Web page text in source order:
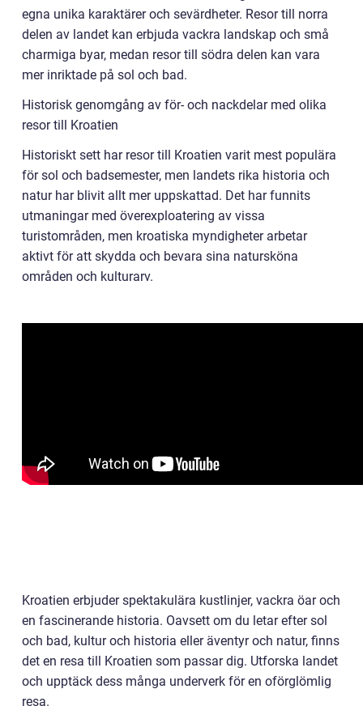
egna unika karaktärer och sevärdheter. Resor till norra
delen av landet kan erbjuda vackra landskap och små
charmiga byar, medan resor till södra delen kan vara
mer inriktade på sol och bad.
Historisk genomgång av för- och nackdelar med olika
resor till Kroatien
Historiskt sett har resor till Kroatien varit mest populära
för sol och badsemester, men landets rika historia och
natur har blivit allt mer uppskattad. Det har funnits
utmaningar med överexploatering av vissa
turistområden, men kroatiska myndigheter arbetar
aktivt för att skydda och bevara sina natursköna
områden och kulturarv.
Kroatien erbjuder spektakulära kustlinjer, vackra öar och
en fascinerande historia. Oavsett om du letar efter sol
och bad, kultur och historia eller äventyr och natur, finns
det en resa till Kroatien som passar dig. Utforska landet
och upptäck dess många underverk för en oförglömlig
resa.